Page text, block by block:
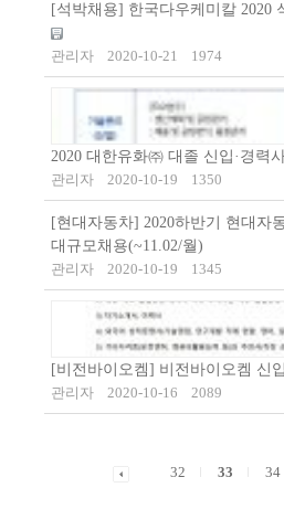
[석박채용] 한국다우케미칼 2020
관리자 2020-10-21 1974
2020 대한유화㈜ 대졸 신입·경력
관리자
2020-10-19 1350
[현대자동차] 2020하반기 현대자
대규모채용(~11.02/월)
관리자
2020-10-19 1345
[비전바이오켐] 비전바이오켐 신
관리자
2020-10-16 2089
32 33 34